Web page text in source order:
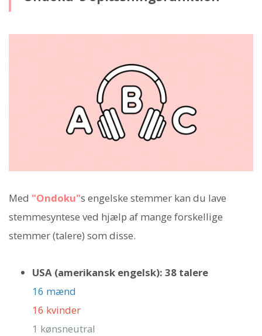
Med "Ondoku"s engelske stemmer kan du lave
stemmesyntese ved hjælp af mange forskellige
stemmer (talere) som disse.
USA (amerikansk engelsk): 38 talere
16 mænd
16 kvinder
1 kønsneutral